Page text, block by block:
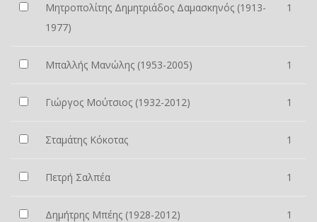
Μητροπολίτης Δημητριάδος Δαμασκηνός (1913-
1977)
1
Μπαλλής Μανώλης (1953-2005) 1
Γιώργος Μούτσιος (1932-2012) 1
Σταμάτης Κόκοτας 1
Πετρή Σαλπέα 1
Δημήτρης Μπέης (1928-2012) 1